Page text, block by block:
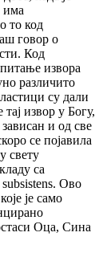
има
то код
говор о
Код
извора
различито
су дали
извор у Богу,
и од све
се појавила
свету
са
Ово
је само
Оца, Сина